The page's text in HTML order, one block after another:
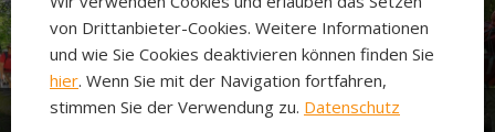
von Drittanbieter-Cookies. Weitere Informationen
und wie Sie Cookies deaktivieren können finden Sie
hier. Wenn Sie mit der Navigation fortfahren,
stimmen Sie der Verwendung zu. Datenschutz